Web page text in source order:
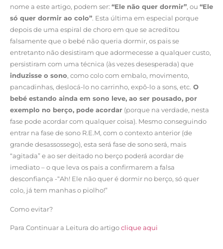
nome a este artigo, podem ser: “Ele não quer dormir”, ou “Ele
só quer dormir ao colo”. Esta última em especial porque
depois de uma espiral de choro em que se acreditou
falsamente que o bebé não queria dormir, os pais se
entretanto não desistiram que adormecesse a qualquer custo,
persistiram com uma técnica (às vezes desesperada) que
induzisse o sono, como colo com embalo, movimento,
pancadinhas, deslocá-lo no carrinho, expô-lo a sons, etc. O
bebé estando ainda em sono leve, ao ser pousado, por
exemplo no berço, pode acordar (porque na verdade, nesta
fase pode acordar com qualquer coisa). Mesmo conseguindo
entrar na fase de sono R.E.M, com o contexto anterior (de
grande desassossego), esta será fase de sono será, mais
“agitada” e ao ser deitado no berço poderá acordar de
imediato – o que leva os pais a confirmarem a falsa
desconfiança -“Ah! Ele não quer é dormir no berço, só quer
colo, já tem manhas o piolho!”
Como evitar?
Para Continuar a Leitura do artigoclique aqui